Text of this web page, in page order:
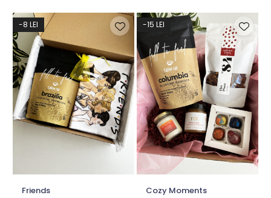
-8 LEI
Friends
-15 LEI
Cozy Moments